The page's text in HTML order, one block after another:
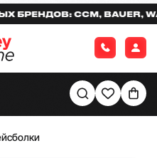
CCM, BAUER,